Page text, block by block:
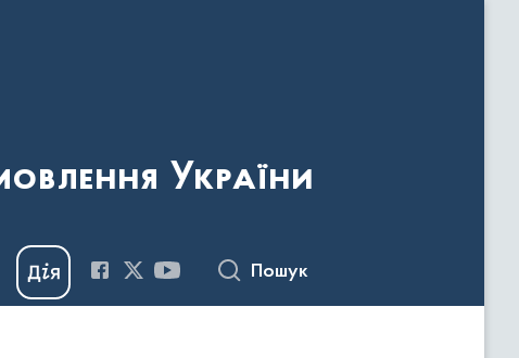
України
Пошук